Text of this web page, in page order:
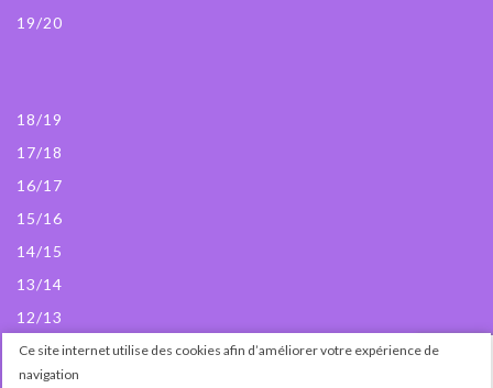
19/20
18/19
17/18
16/17
15/16
14/15
13/14
12/13
© Passedanse 2024
Ce site internet utilise des cookies afin d’améliorer votre expérience de
navigation